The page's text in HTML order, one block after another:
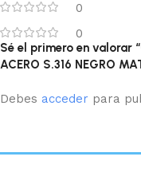
0
0
Sé el primero en valorar
ACERO S.316 NEGRO
Debes acceder para